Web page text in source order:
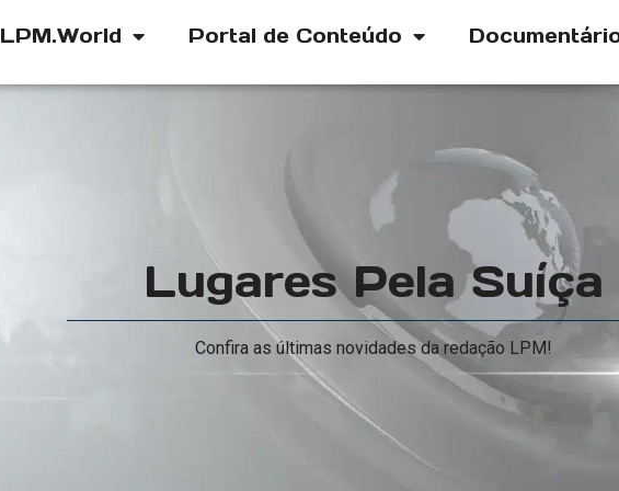
LPM.World Portal de Conteúdo
Lugares Pela Suíça
Confira as últimas novidades da redação LPM!